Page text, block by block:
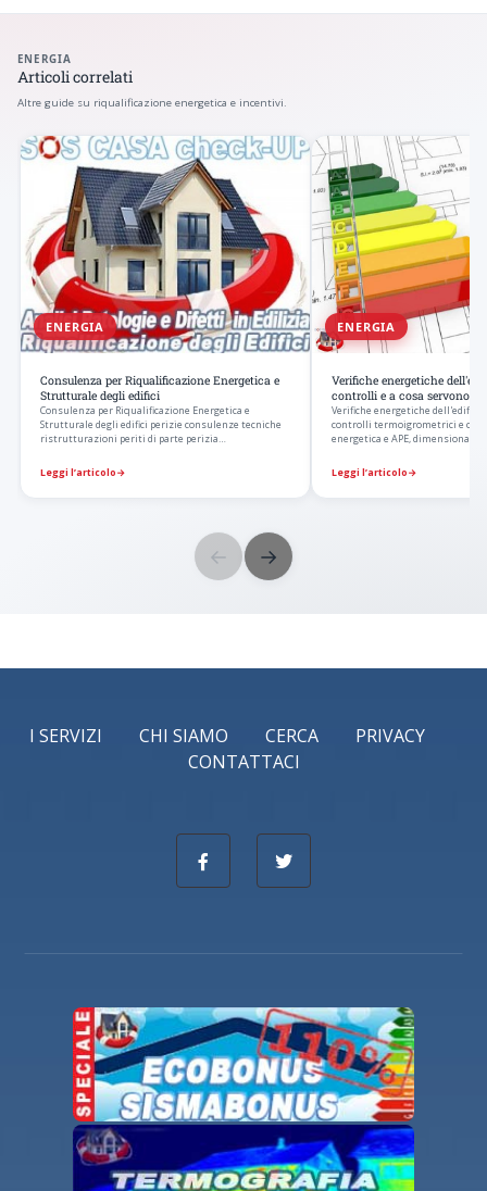
ENERGIA
Articoli correlati
Altre guide su riqualificazione energetica e incentivi.
ENERGIA
Consulenza per Riqualificazione Energetica e
Strutturale degli edifici
Consulenza per Riqualificazione Energetica e
Strutturale degli edifici perizie consulenze tecniche
ristrutturazioni periti di parte perizia…
Leggi l’articolo→
ENERGIA
Verifiche energetiche
controlli e a cosa servono
Verifiche energetiche
controlli termoigrometrici e
energetica e APE,
Leggi l’articolo→
← →
I SERVIZI CHI SIAMO CERCA
PRIVACY
CONTATTACI